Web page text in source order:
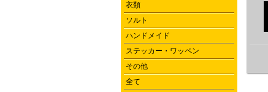
衣類
ソルト
ハンドメイド
ステッカー・ワッペン
その他
全て